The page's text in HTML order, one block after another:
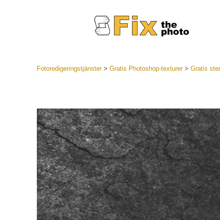
Best
Mobila
Fotoredigeringstjänster> Gratis Photoshop-texturer> Gratis